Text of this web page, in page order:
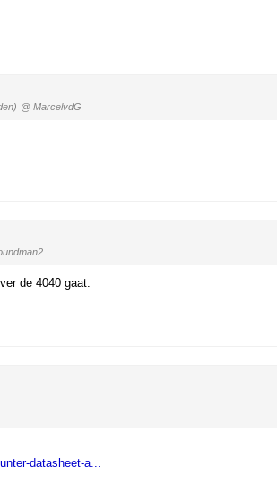
@ MarcelvdG
de 4040 gaat.
datasheet-a...